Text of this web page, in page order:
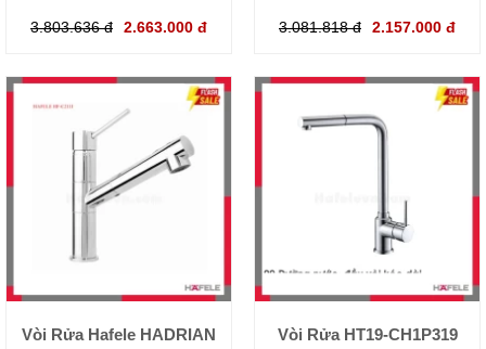
3.803.636 đ 2.663.000 đ 3.081.818 đ 2.157.000 đ
Vòi Rửa Hafele HADRIAN
Vòi Rửa HT19-CH1P319